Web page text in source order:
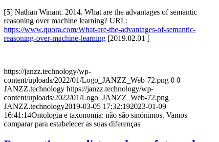
[5] Nathan Winant. 2014. What are the advantages of semantic
reasoning over machine learning? URL:
https://www.quora.com/What-are-the-advantages-of-semantic-
reasoning-over-machine-learning [2019.02.01 ]
https://janzz.technology/wp-
content/uploads/2022/01/Logo_JANZZ_Web-72.png 0 0
JANZZ.technology https://janzz.technology/wp-
content/uploads/2022/01/Logo_JANZZ_Web-72.png
JANZZ.technology2019-03-05 17:32:192023-01-09
16:41:14Ontologia e taxonomia: não são sinónimos. Vamos
comparar para estabelecer as suas diferenças